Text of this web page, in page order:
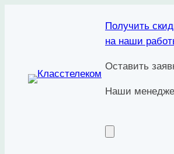
Получить
на наши
Оставить
Наши